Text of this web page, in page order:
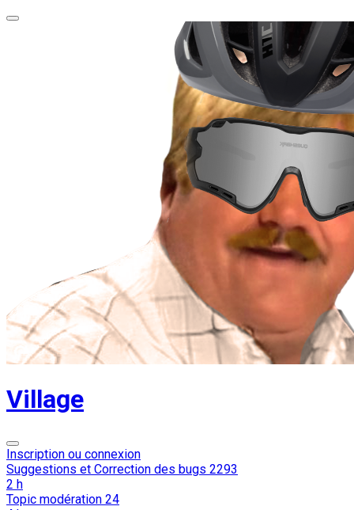
Village
Inscription ou connexion
Suggestions et Correction des bugs 2293
2 h
Topic modération 24